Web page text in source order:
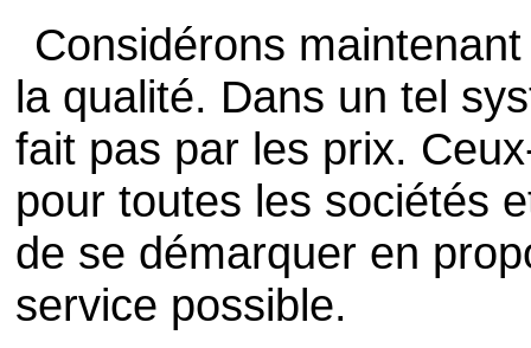
Considérons
la qualité. Dans un tel
fait pas par les prix.
pour toutes les sociétés
de se démarquer en
service possible.